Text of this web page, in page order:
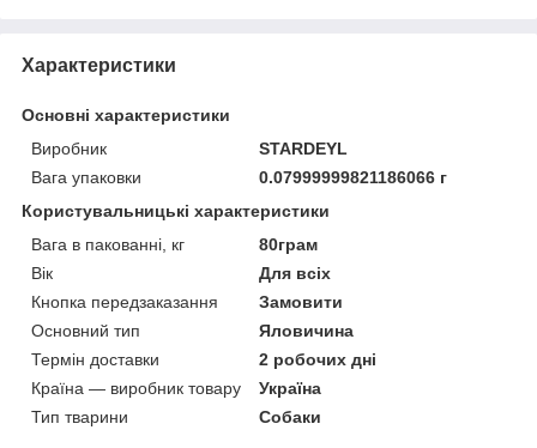
Характеристики
Основні характеристики
Виробник
STARDEYL
Вага упаковки
0.07999999821186066 г
Користувальницькі характеристики
Вага в пакованні, кг
80грам
Вік
Для всіх
Кнопка передзаказання
Замовити
Основний тип
Яловичина
Термін доставки
2 робочих дні
Країна — виробник товару
Україна
Тип тварини
Собаки